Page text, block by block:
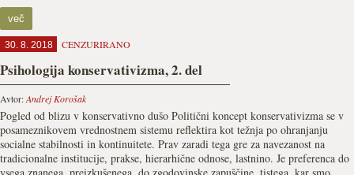
več
30. 8. 2018 CENZURIRANO
Psihologija konservativizma, 2. del
Avtor:Andrej Korošak
Pogled od blizu v konservativno dušo Politični koncept konservativizma se v
posameznikovem vrednostnem sistemu reflektira kot težnja po ohranjanju
socialne stabilnosti in kontinuitete. Prav zaradi tega gre za navezanost na
tradicionalne institucije, prakse, hierarhične odnose, lastnino. Je preferenca do